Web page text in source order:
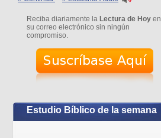
Reciba diariamente la Lectura de Hoy en
su correo electrónico sin ningún
compromiso.
Estudio Bíblico de la semana